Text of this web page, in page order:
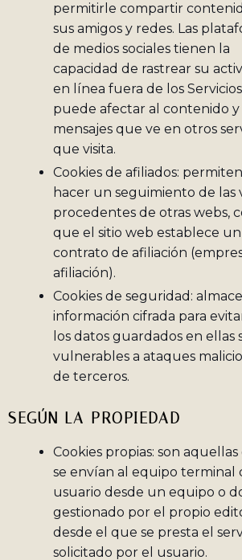
permitirle compartir
sus amigos y redes. Las
de medios sociales tienen la
capacidad de rastrear su
en línea fuera de los
puede afectar al contenido y
mensajes que ve en otros
que visita.
Cookies de afiliados: permiten
hacer un seguimiento de las
procedentes de otras webs,
que el sitio web establece un
contrato de afiliación
afiliación).
Cookies de seguridad:
información cifrada para
los datos guardados en ellas
vulnerables a ataques
de terceros.
SEGÚN LA PROPIEDAD
Cookies propias: son
se envían al equipo terminal
usuario desde un equipo o
gestionado por el propio
desde el que se presta el
solicitado por el usuario.